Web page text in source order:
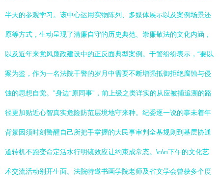
半天的参观学习。该中心运用实物陈列、多媒体展示以及案例场景还
原等方式，生动呈现了清廉自守的历史典范、崇廉敬法的文化内涵，
以及近年来党风廉政建设中的正反面典型案例。干警纷纷表示，“要以
案为鉴，作为一名法院干警的岁月中需要不断增强抵御拒绝腐蚀与侵
蚀的思想自觉。”身边“原同事”，前上级之类详实的从应被捕追溯的路
径更加贴近心智真实危险防范层境地守来种。纪委逐一说的事未着年
背景因须时刻警醒自己所把手掌握的大民事审判全基规则到基层协通
道转机不跑变命定活水行明镜效应让约束成常态。\n\n下午的文化艺
术交流活动别开生面。法院特邀书画学院老师及省文学会曾获多个度